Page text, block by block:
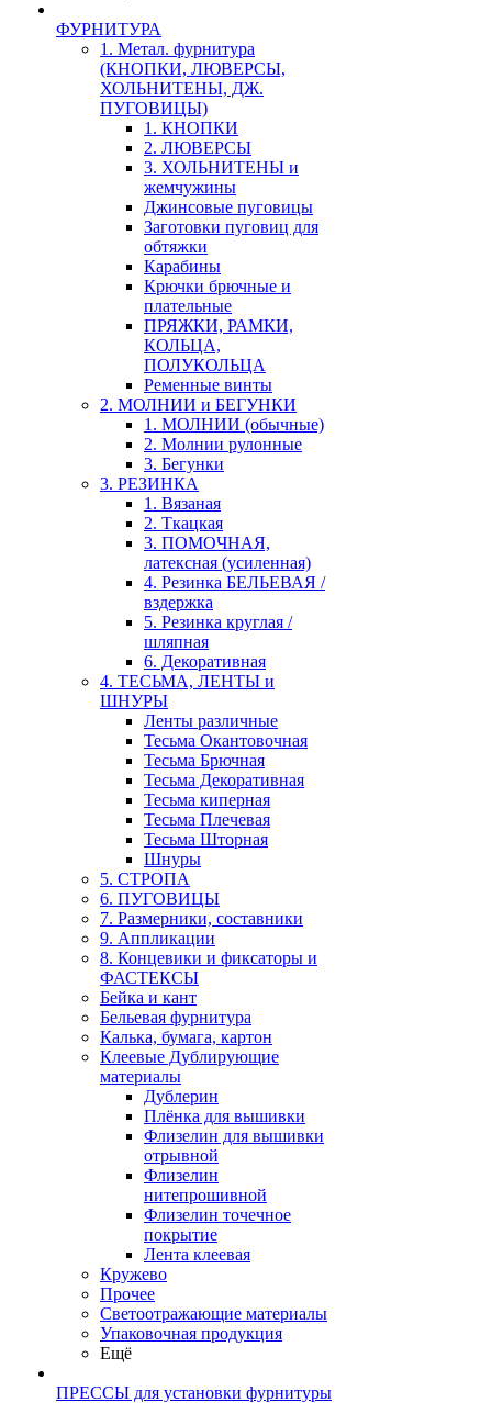
ФУРНИТУРА
1. Метал. фурнитура
(КНОПКИ, ЛЮВЕРСЫ,
ХОЛЬНИТЕНЫ, ДЖ.
ПУГОВИЦЫ)
1. КНОПКИ
2. ЛЮВЕРСЫ
3. ХОЛЬНИТЕНЫ и
жемчужины
Джинсовые пуговицы
Заготовки пуговиц для
обтяжки
Карабины
Крючки брючные и
плательные
ПРЯЖКИ, РАМКИ,
КОЛЬЦА,
ПОЛУКОЛЬЦА
Ременные винты
2. МОЛНИИ и БЕГУНКИ
1. МОЛНИИ (обычные)
2. Молнии рулонные
3. Бегунки
3. РЕЗИНКА
1. Вязаная
2. Ткацкая
3. ПОМОЧНАЯ,
латексная (усиленная)
4. Резинка БЕЛЬЕВАЯ /
вздержка
5. Резинка круглая /
шляпная
6. Декоративная
4. ТЕСЬМА, ЛЕНТЫ и
ШНУРЫ
Ленты различные
Тесьма Окантовочная
Тесьма Брючная
Тесьма Декоративная
Тесьма киперная
Тесьма Плечевая
Тесьма Шторная
Шнуры
5. СТРОПА
6. ПУГОВИЦЫ
7. Размерники, составники
9. Аппликации
8. Концевики и фиксаторы и
ФАСТЕКСЫ
Бейка и кант
Бельевая фурнитура
Калька, бумага, картон
Клеевые Дублирующие
материалы
Дублерин
Плёнка для вышивки
Флизелин для вышивки
отрывной
Флизелин
нитепрошивной
Флизелин точечное
покрытие
Лента клеевая
Кружево
Прочее
Светоотражающие материалы
Упаковочная продукция
Ещё
ПРЕССЫ для установки фурнитуры